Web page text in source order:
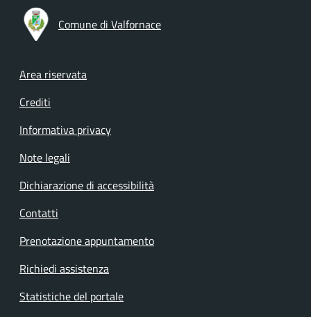
Comune di Valfornace
Footer menu
Area riservata
Crediti
Informativa privacy
Note legali
Dichiarazione di accessibilità
Contatti
Prenotazione appuntamento
Richiedi assistenza
Statistiche del portale